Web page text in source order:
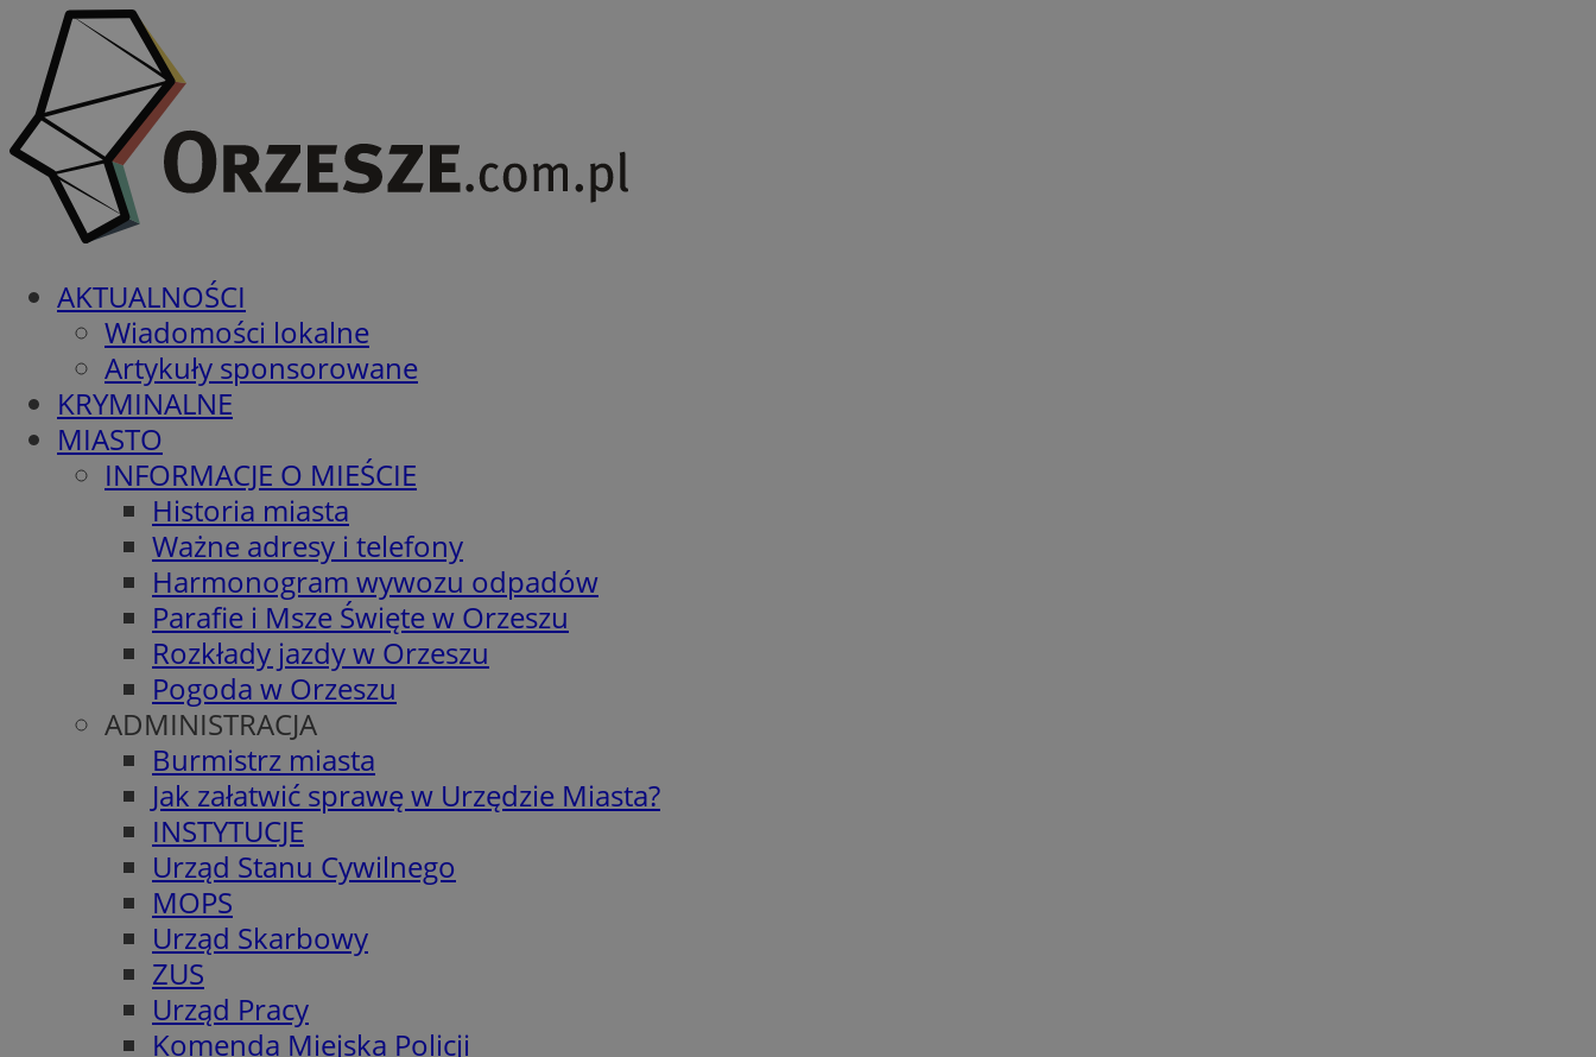
AKTUALNOŚCI
Wiadomości lokalne
Artykuły sponsorowane
KRYMINALNE
MIASTO
INFORMACJE O MIEŚCIE
Historia miasta
Ważne adresy i telefony
Harmonogram wywozu odpadów
Parafie i Msze Święte w Orzeszu
Rozkłady jazdy w Orzeszu
Pogoda w Orzeszu
ADMINISTRACJA
Burmistrz miasta
Jak załatwić sprawę w Urzędzie Miasta?
INSTYTUCJE
Urząd Stanu Cywilnego
MOPS
Urząd Skarbowy
ZUS
Urząd Pracy
Komenda Miejska Policji